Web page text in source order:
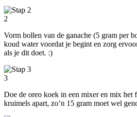
2
Vorm bollen van de ganache (5 gram per
koud water voordat je begint en zorg
als je dit doet. :)
3
Doe de oreo koek in een mixer en mix het
kruimels apart, zo’n 15 gram moet wel